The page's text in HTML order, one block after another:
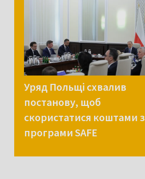
Уряд Польщі схвалив
постанову, щоб
скористатися коштами з
програми SAFE